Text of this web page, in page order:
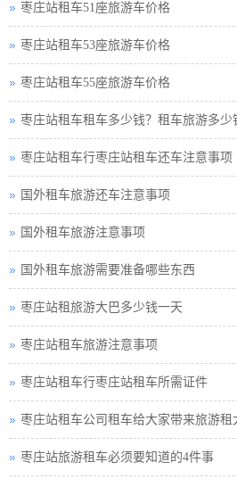
枣庄站租车51座旅游车价格
枣庄站租车53座旅游车价格
枣庄站租车55座旅游车价格
枣庄站租车租车多少钱？租车旅游多少
枣庄站租车行枣庄站租车还车注意事项
国外租车旅游还车注意事项
国外租车旅游注意事项
国外租车旅游需要准备哪些东西
枣庄站租旅游大巴多少钱一天
枣庄站租车旅游注意事项
枣庄站租车行枣庄站租车所需证件
枣庄站租车公司租车给大家带来旅游租
枣庄站旅游租车必须要知道的4件事